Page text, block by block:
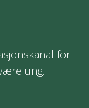
for
ung.